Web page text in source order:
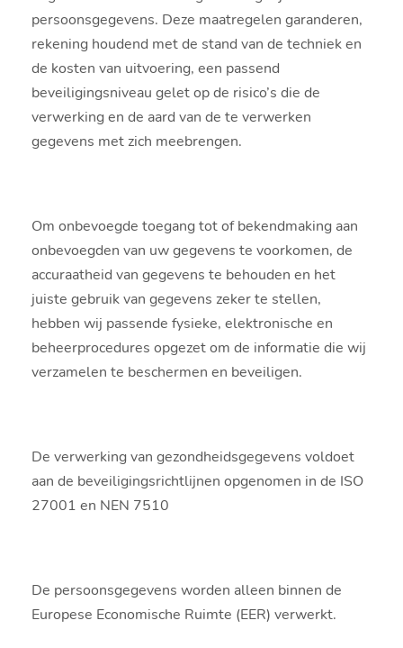
persoonsgegevens. Deze maatregelen garanderen,
rekening houdend met de stand van de techniek en
de kosten van uitvoering, een passend
beveiligingsniveau gelet op de risico’s die de
verwerking en de aard van de te verwerken
gegevens met zich meebrengen.
Om onbevoegde toegang tot of bekendmaking aan
onbevoegden van uw gegevens te voorkomen, de
accuraatheid van gegevens te behouden en het
juiste gebruik van gegevens zeker te stellen,
hebben wij passende fysieke, elektronische en
beheerprocedures opgezet om de informatie die wij
verzamelen te beschermen en beveiligen.
De verwerking van gezondheidsgegevens voldoet
aan de beveiligingsrichtlijnen opgenomen in de ISO
27001 en NEN 7510
De persoonsgegevens worden alleen binnen de
Europese Economische Ruimte (EER) verwerkt.